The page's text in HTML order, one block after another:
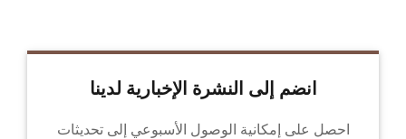
انضم إلى النشرة الإخبارية لدينا
احصل على إمكانية الوصول الأسبوعي إلى تحديثات